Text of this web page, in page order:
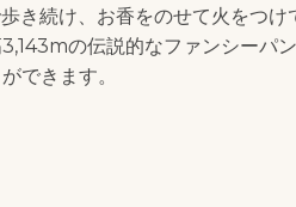
続け、お香をのせて火をつけ
の伝説的なファンシーパン
できます。